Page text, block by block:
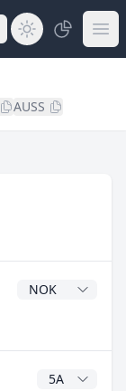
AUSS
Divisa del
Años CAGR